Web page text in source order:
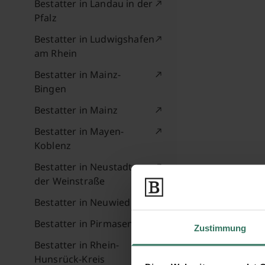
Zustimmung
Bestatter in Landau in der
Pfalz
Bestatter in Ludwigshafen
am Rhein
Bestatter in Mainz-
Bingen
Bestatter in Mainz
Bestatter in Mayen-
Koblenz
Bestatter in Neustadt an
der Weinstraße
Bestatter in Neuwied
Bestatter in Pirmasens
Bestatter in Rhein-
Hunsrück-Kreis